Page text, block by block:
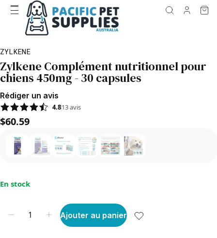
ZYLKENE
Zylkene Complément nutritionnel pour
chiens 450mg - 30 capsules
Rédiger un avis
4.813avis
$60.59
En stock
Ajouter au panier